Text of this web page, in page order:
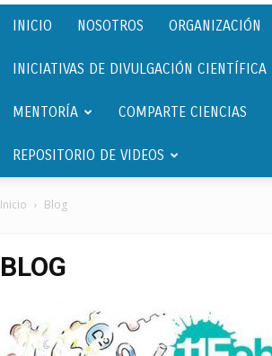
INICIO NOSOTROS ORGANIZACIÓN
INICIATIVAS DE DIVULGACIÓN CIENTÍFICA
MENTORÍA COMPARTE CIENCIAS
REPOSITORIO DE VIDEOS
Inicio Blog
BLOG